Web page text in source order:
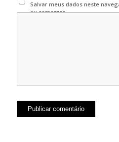
Salvar meus dados neste
eu comentar.